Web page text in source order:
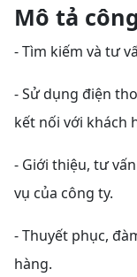
Mô tả
- Tìm kiếm và tư
- Sử dụng điện
kết nối với khách
- Giới thiệu, tư
vụ của công ty.
- Thuyết phục,
hàng.